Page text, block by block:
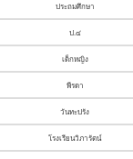
ประถมศึกษา
ป.๔
เด็กหญิง
พีรดา
วันทะปรัง
โรงเรียนวิภารัตน์